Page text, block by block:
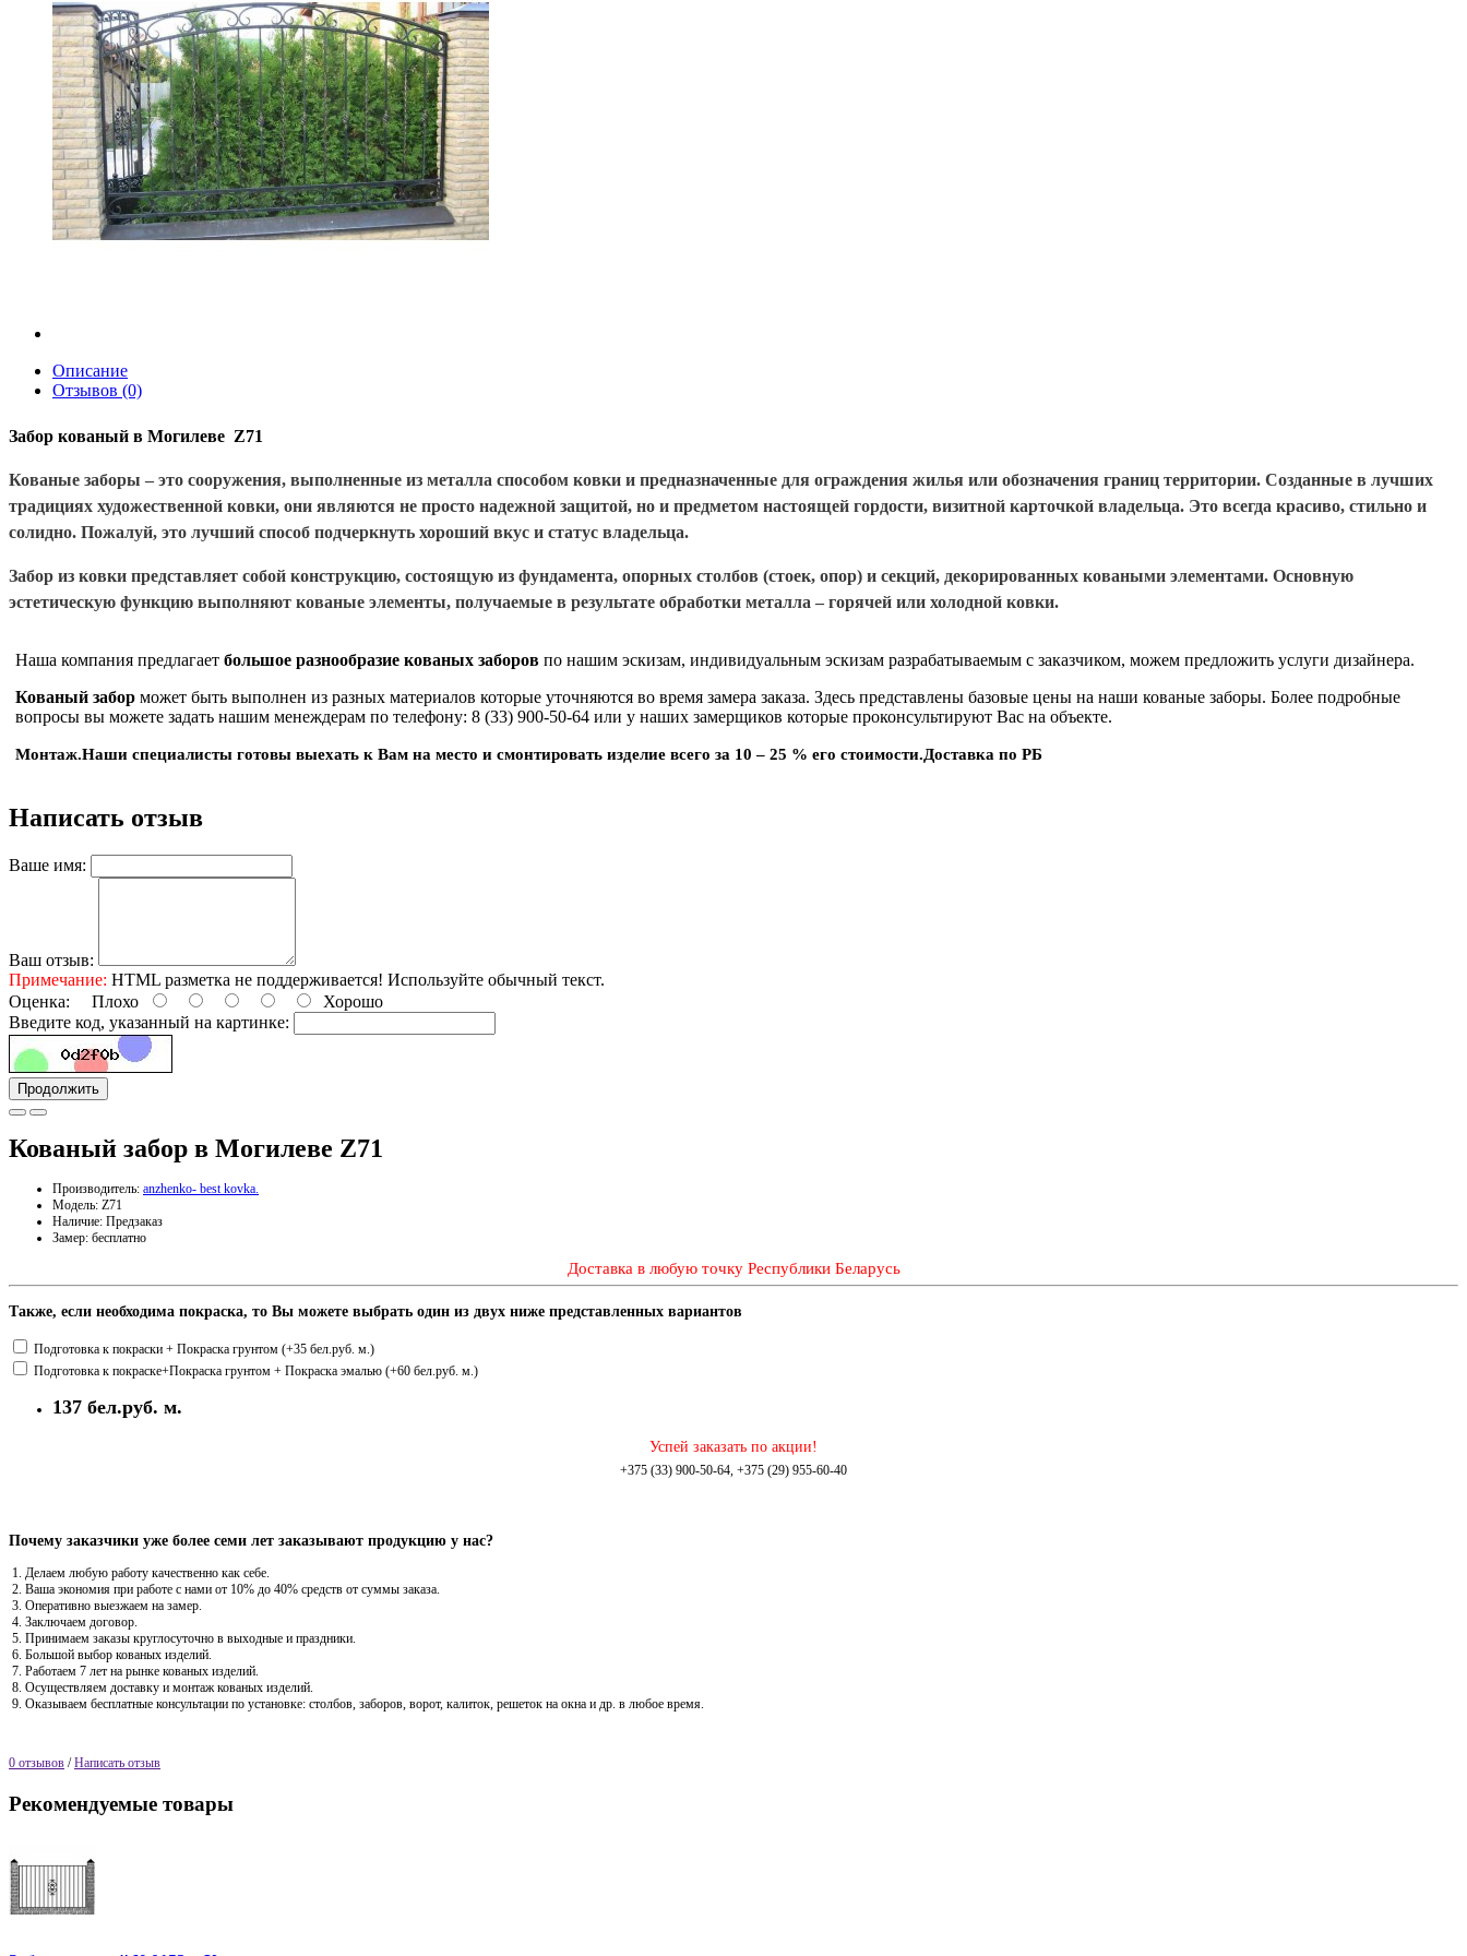
Описание
Отзывов (0)
Забор кованый в Могилеве Z71
Кованые заборы – это сооружения, выполненные из металла способом ковки и предназначенные для ограждения жилья или обозначения границ территории. Созданные в лучших
традициях художественной ковки, они являются не просто надежной защитой, но и предметом настоящей гордости, визитной карточкой владельца. Это всегда красиво, стильно и
солидно. Пожалуй, это лучший способ подчеркнуть хороший вкус и статус владельца.
Забор из ковки представляет собой конструкцию, состоящую из фундамента, опорных столбов (стоек, опор) и секций, декорированных коваными элементами. Основную
эстетическую функцию выполняют кованые элементы, получаемые в результате обработки металла – горячей или холодной ковки.
Наша компания предлагает большое разнообразие кованых заборов по нашим эскизам, индивидуальным эскизам разрабатываемым с заказчиком, можем предложить услуги дизайнера.
Кованый забор может быть выполнен из разных материалов которые уточняются во время замера заказа. Здесь представлены базовые цены на наши кованые заборы. Более подробные
вопросы вы можете задать нашим менеждерам по телефону: 8 (33) 900-50-64 или у наших замерщиков которые проконсультируют Вас на объекте.
Монтаж.Наши специалисты готовы выехать к Вам на место и смонтировать изделие всего за 10 – 25 % его стоимости.Доставка по РБ
Написать отзыв
Ваше имя:
Ваш отзыв:
Примечание: HTML разметка не поддерживается! Используйте обычный текст.
Оценка: Плохо
Хорошо
Введите код, указанный на картинке:
Продолжить
Кованый забор в Могилеве Z71
Производитель: anzhenko- best kovka.
Модель: Z71
Наличие: Предзаказ
Замер: бесплатно
Доставка в любую точку Республики Беларусь
Также, если необходима покраска, то Вы можете выбрать один из двух ниже представленных вариантов
Подготовка к покраски + Покраска грунтом (+35 бел.руб. м.)
Подготовка к покраске+Покраска грунтом + Покраска эмалью (+60 бел.руб. м.)
137 бел.руб. м.
Успей заказать по акции!
+375 (33) 900-50-64, +375 (29) 955-60-40
Почему заказчики уже более семи лет заказывают продукцию у нас?
Делаем любую работу качественно как себе.
Ваша экономия при работе с нами от 10% до 40% средств от суммы заказа.
Оперативно выезжаем на замер.
Заключаем договор.
Принимаем заказы круглосуточно в выходные и праздники.
Большой выбор кованых изделий.
Работаем 7 лет на рынке кованых изделий.
Осуществляем доставку и монтаж кованых изделий.
Оказываем бесплатные консультации по установке: столбов, заборов, ворот, калиток, решеток на окна и др. в любое время.
0 отзывов /Написать отзыв
Рекомендуемые товары